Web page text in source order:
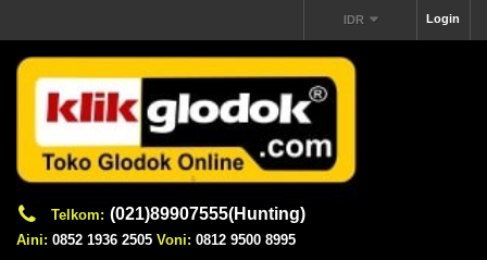
Login
IDR
Telkom: (021)89907555(Hunting)
Aini: 0852 1936 2505 Voni: 0812 9500 8995